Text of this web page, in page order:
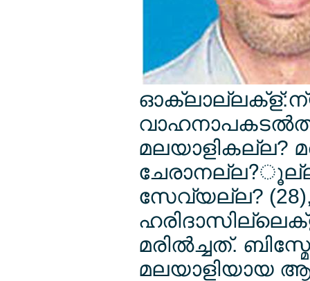
മലയാളികല്ല?
സേവ്യല്ല?
മരില്‍ച്ചത്.
മലയാളിയായ